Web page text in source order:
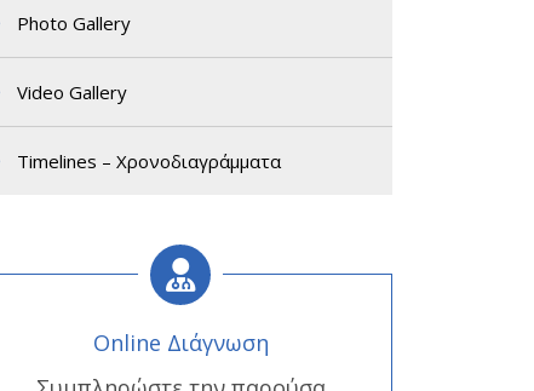
Photo Gallery
Video Gallery
Timelines – Χρονοδιαγράμματα
Online Διάγνωση